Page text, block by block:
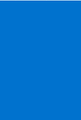
o PAS
e advocacy
e exposição à
na vida adulta.
o PAS no Brasil,
Quênia, Reino